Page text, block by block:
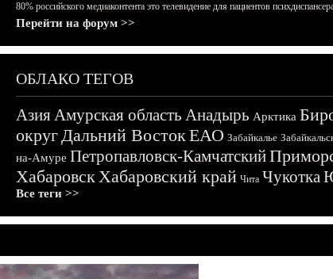
80% российского медиаконтента это телевидение для пациентов
Перейти на форум >>
ОБЛАКО ТЕГОВ
АзияАмурская область Анадырь Арктика
округДальний ВостокЕАО Забайкалье
на-Амуре Петропавловск-Камчатский
ХабаровскХабаровский край Чита Чукотка
Все теги >>